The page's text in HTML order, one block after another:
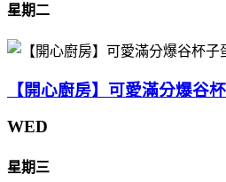
星期二
【開心廚房】可愛滿分爆谷
WED
星期三